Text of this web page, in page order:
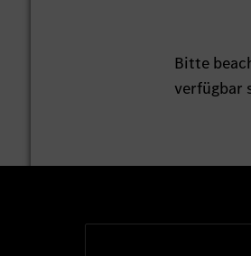
Bitte
verfügbar